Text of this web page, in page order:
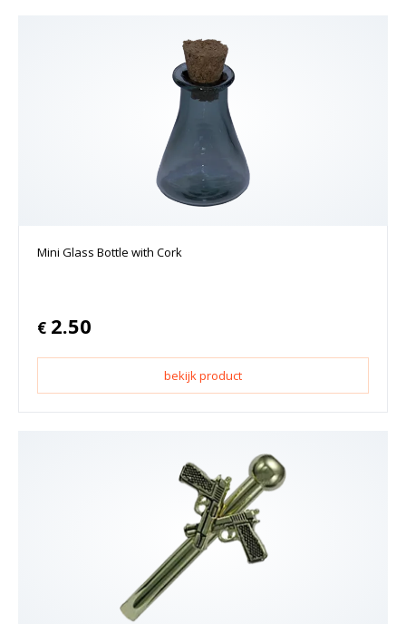
Mini Glass Bottle with Cork
€ 2.50
bekijk product